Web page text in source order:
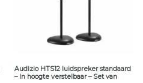
Audizio HTS12 luidspreker standaard
– In hoogte verstelbaar – Set van